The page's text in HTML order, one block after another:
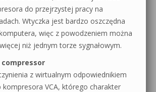
do przejrzystej pracy na
Wtyczka jest bardzo oszczędna
więc z powodzeniem można
niż jednym torze sygnałowym.
z wirtualnym odpowiednikiem
VCA, którego charakter